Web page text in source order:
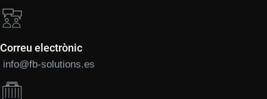
Correu electrònic
info@fb-solutions.es